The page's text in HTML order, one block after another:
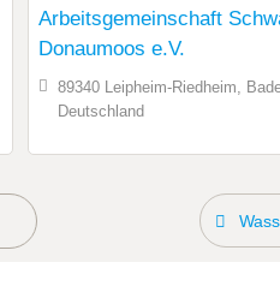
Arbeitsgemeinschaft
Donaumoos e.V.
89340 Leipheim-Riedheim,
Deutschland